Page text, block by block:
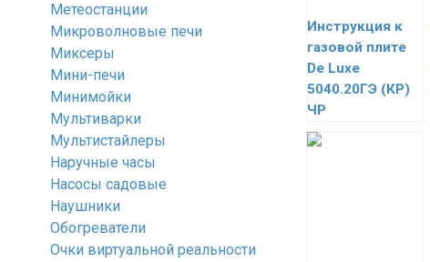
Инструкция к
газовой плите
De Luxe
5040.20ГЭ (КР)
ЧР
Метеостанции
Микроволновые печи
Миксеры
Мини-печи
Минимойки
Мультиварки
Мультистайлеры
Наручные часы
Насосы садовые
Наушники
Обогреватели
Очки виртуальной реальности